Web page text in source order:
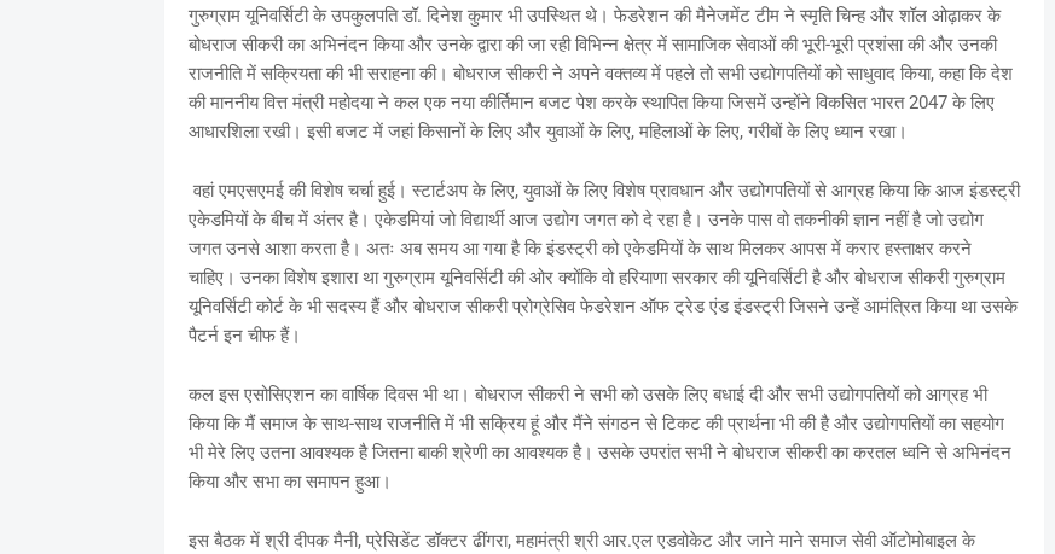
गुरुग्राम यूनिवर्सिटी के उपकुलपति डॉ. दिनेश कुमार भी उपस्थित थे। फेडरेशन की मैनेजमेंट टीम ने स्मृति चिन्ह और शॉल ओढ़ाकर के
बोधराज सीकरी का अभिनंदन किया और उनके द्वारा की जा रही विभिन्न क्षेत्र में सामाजिक सेवाओं की भूरी-भूरी प्रशंसा की और उनकी
राजनीति में सक्रियता की भी सराहना की। बोधराज सीकरी ने अपने वक्तव्य में पहले तो सभी उद्योगपतियों को साधुवाद किया, कहा कि देश
की माननीय वित्त मंत्री महोदया ने कल एक नया कीर्तिमान बजट पेश करके स्थापित किया जिसमें उन्होंने विकसित भारत 2047 के लिए
आधारशिला रखी। इसी बजट में जहां किसानों के लिए और युवाओं के लिए, महिलाओं के लिए, गरीबों के लिए ध्यान रखा।
वहां एमएसएमई की विशेष चर्चा हुई। स्टार्टअप के लिए, युवाओं के लिए विशेष प्रावधान और उद्योगपतियों से आग्रह किया कि आज इंडस्ट्री
एकेडमियों के बीच में अंतर है। एकेडमियां जो विद्यार्थी आज उद्योग जगत को दे रहा है। उनके पास वो तकनीकी ज्ञान नहीं है जो उद्योग
जगत उनसे आशा करता है। अतः अब समय आ गया है कि इंडस्ट्री को एकेडमियों के साथ मिलकर आपस में करार हस्ताक्षर करने
चाहिए। उनका विशेष इशारा था गुरुग्राम यूनिवर्सिटी की ओर क्योंकि वो हरियाणा सरकार की यूनिवर्सिटी है और बोधराज सीकरी गुरुग्राम
यूनिवर्सिटी कोर्ट के भी सदस्य हैं और बोधराज सीकरी प्रोग्रेसिव फेडरेशन ऑफ ट्रेड एंड इंडस्ट्री जिसने उन्हें आमंत्रित किया था उसके
पैटर्न इन चीफ हैं।
कल इस एसोसिएशन का वार्षिक दिवस भी था। बोधराज सीकरी ने सभी को उसके लिए बधाई दी और सभी उद्योगपतियों को आग्रह भी
किया कि मैं समाज के साथ-साथ राजनीति में भी सक्रिय हूं और मैंने संगठन से टिकट की प्रार्थना भी की है और उद्योगपतियों का सहयोग
भी मेरे लिए उतना आवश्यक है जितना बाकी श्रेणी का आवश्यक है। उसके उपरांत सभी ने बोधराज सीकरी का करतल ध्वनि से अभिनंदन
किया और सभा का समापन हुआ।
इस बैठक में श्री दीपक मैनी, प्रेसिडेंट डॉक्टर ढींगरा, महामंत्री श्री आर.एल एडवोकेट और जाने माने समाज सेवी ऑटोमोबाइल के